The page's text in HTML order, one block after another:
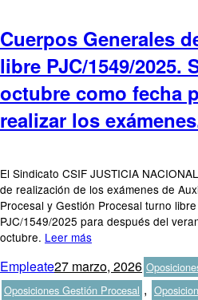
Cuerpos Generales
libre PJC/1549/2025.
octubre como fecha
realizar los
El Sindicato CSIF JUSTICIA
de realización de los exámenes de
Procesal y Gestión Procesal turno
PJC/1549/2025 para después del
octubre. Leer más
Autor
EmpleatePublicado
el
27 marzo, 2026
Oposiciones Gestión Procesal ,